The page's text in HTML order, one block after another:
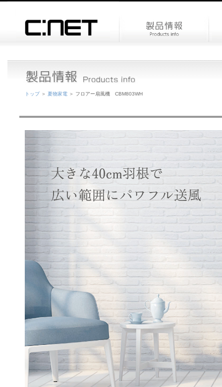
トップ＞ 夏物家電 ＞ フロアー扇風機 CBM803WH